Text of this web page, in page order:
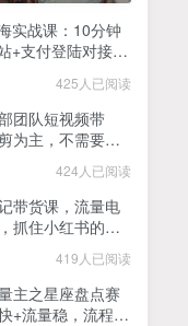
项目，一个月收益5000+
，日入1k+零门槛小白首选副业
现2张+，5分钟简单复制好上手
赛道，日入1k+
，操作简单上手快
位数，低门槛【附指令+工具】
，新手小白也能做
实战课：10分钟
+支付登陆对接，
425人已阅读
团队短视频带
为主，不需要真
424人已阅读
带货课，流量电
抓住小红书的流
419人已阅读
主之星座盘点赛
+流量稳，流程简